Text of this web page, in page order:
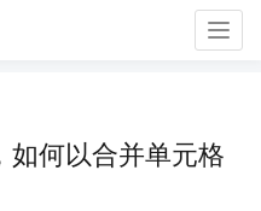
如何以合并单元格